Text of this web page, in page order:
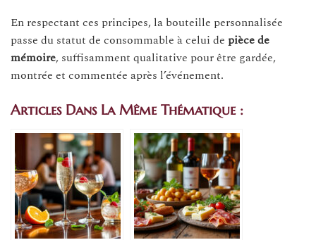
En respectant ces principes, la bouteille personnalisée
passe du statut de consommable à celui de pièce de
mémoire, suffisamment qualitative pour être gardée,
montrée et commentée après l’événement.
Articles Dans La Même Thématique :